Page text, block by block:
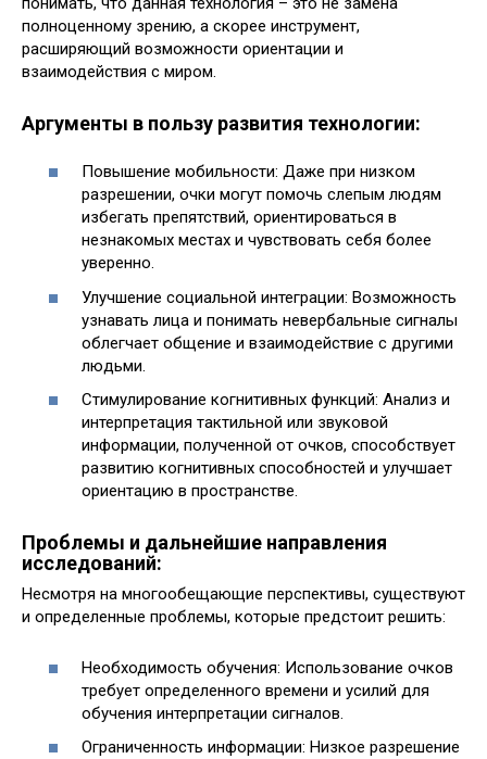
полноценному зрению, а скорее инструмент,
расширяющий возможности ориентации и
взаимодействия с миром.
Аргументы в пользу развития технологии:
Повышение мобильности: Даже при низком
разрешении, очки могут помочь слепым людям
избегать препятствий, ориентироваться в
незнакомых местах и чувствовать себя более
уверенно.
Улучшение социальной интеграции: Возможность
узнавать лица и понимать невербальные сигналы
облегчает общение и взаимодействие с другими
людьми.
Стимулирование когнитивных функций: Анализ и
интерпретация тактильной или звуковой
информации, полученной от очков, способствует
развитию когнитивных способностей и улучшает
ориентацию в пространстве.
Проблемы и дальнейшие направления
исследований:
Несмотря на многообещающие перспективы, существуют
и определенные проблемы, которые предстоит решить:
Необходимость обучения: Использование очков
требует определенного времени и усилий для
обучения интерпретации сигналов.
Ограниченность информации: Низкое разрешение